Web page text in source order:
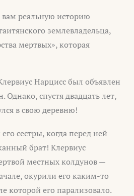
вам реальную историю
землевладельца,
мертвых», которая
Нарцисс был объявлен
спустя двадцать лет,
в свою деревню!
сестры, когда перед ней
брат! Клервиус
местных колдунов —
окурили его каким-то
которой его парализовало.